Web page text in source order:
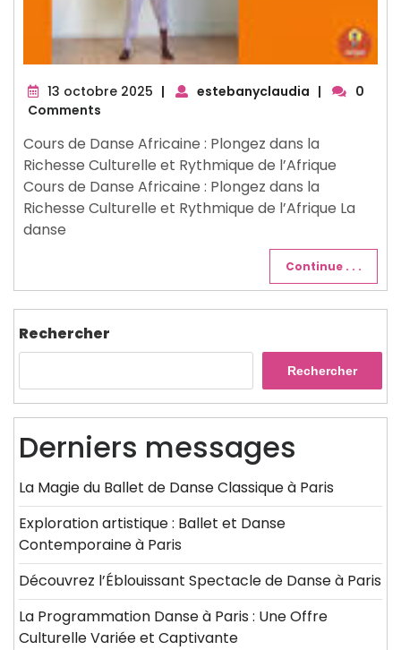
13 octobre 2025 13| estebanyclaudia |
0
Comments
Cours de Danse Africaine : Plongez dans la
Richesse Culturelle et Rythmique de l’Afrique
Cours de Danse Africaine : Plongez dans la
Richesse Culturelle et Rythmique de l’Afrique La
danse
Continue . . .
Rechercher
Rechercher
Derniers messages
La Magie du Ballet de Danse Classique à Paris
Exploration artistique : Ballet et Danse
Contemporaine à Paris
Découvrez l’Éblouissant Spectacle de Danse à Paris
La Programmation Danse à Paris : Une Offre
Culturelle Variée et Captivante